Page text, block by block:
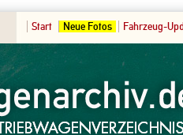
Start Neue Fotos Fahrzeug-